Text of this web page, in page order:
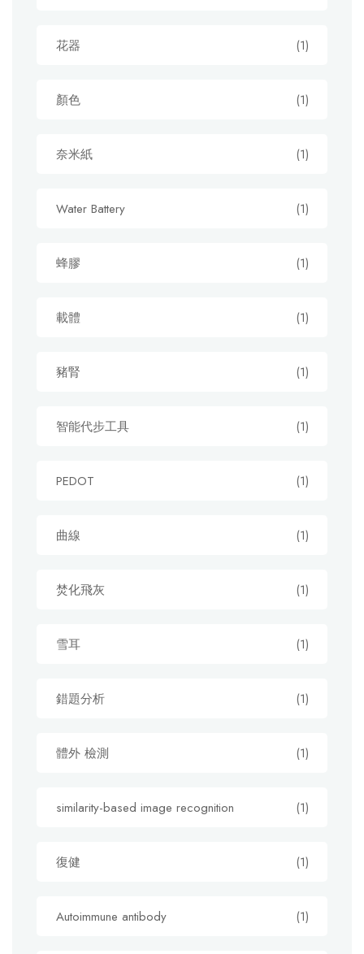
花器 (1)
顏色 (1)
奈米紙 (1)
Water Battery (1)
蜂膠 (1)
載體 (1)
豬腎 (1)
智能代步工具 (1)
PEDOT (1)
曲線 (1)
焚化飛灰 (1)
雪耳 (1)
錯題分析 (1)
體外 檢測 (1)
similarity-based image recognition (1)
復健 (1)
Autoimmune antibody (1)